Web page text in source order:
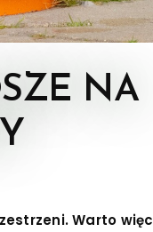
NA
Warto więc